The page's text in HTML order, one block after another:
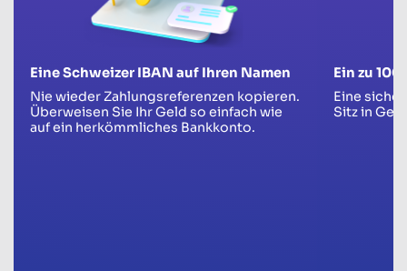
Eine Schweizer IBAN auf Ihren Namen
Nie wieder Zahlungsreferenzen kopieren.
Überweisen Sie Ihr Geld so einfach wie
auf ein herkömmliches Bankkonto.
Ein zu
Eine
Sitz in